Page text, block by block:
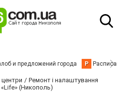
и предложений города Р
центри
Ремонт і налаштування
«Life» (Никополь)